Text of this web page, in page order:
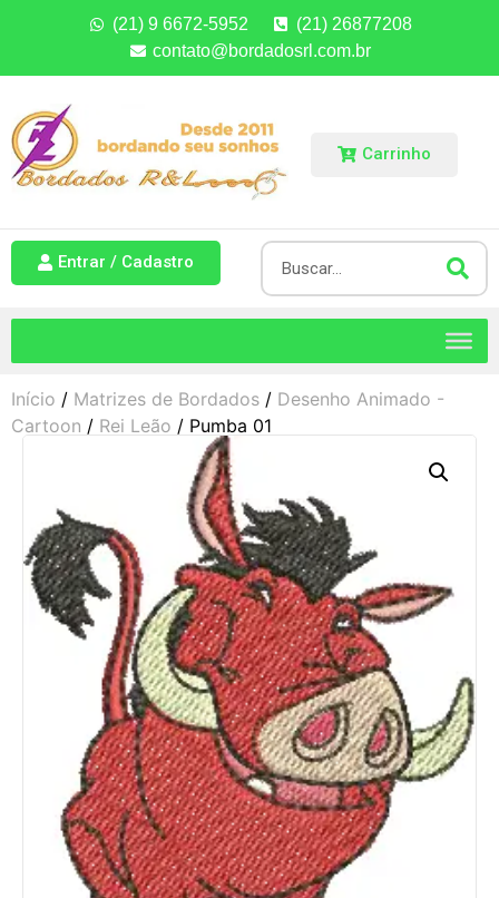
(21) 9 6672-5952
(21) 26877208
contato@bordadosrl.com.br
Carrinho
Entrar / Cadastro
Início / Matrizes de Bordados / Desenho Animado -
Cartoon / Rei Leão / Pumba 01